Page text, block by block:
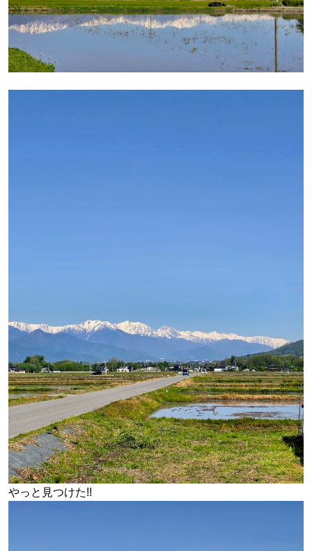
やっと見つけた!!